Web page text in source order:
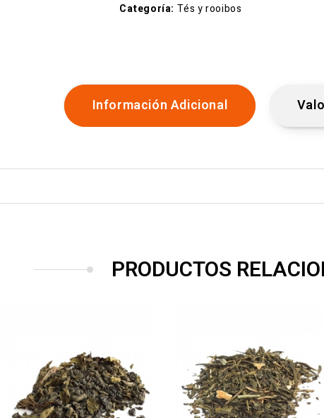
Categoría: Tés y rooibos
Información Adicional
PRODUCTOS